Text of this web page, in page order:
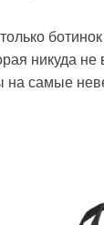
никуда не
на самые